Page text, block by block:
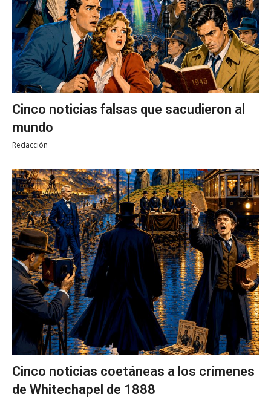
Cinco noticias falsas que sacudieron al
mundo
Redacción
Cinco noticias coetáneas a los crímenes
de Whitechapel de 1888